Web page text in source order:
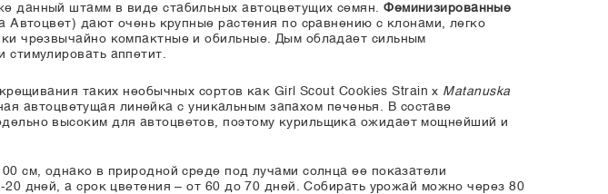
данный штамм в виде стабильных автоцветущих семян.Феминизированные
Автоцвет) дают очень крупные растения по сравнению с клонами, легко
чрезвычайно компактные и обильные. Дым обладает сильным
аппетит.
таких необычных сортов как Girl Scout Cookies Strain x Matanuska
автоцветущая линейка с уникальным запахом печенья. В составе
высоким для автоцветов, поэтому курильщика ожидает мощнейший и
см, однако в природной среде под лучами солнца ее показатели
дней, а срок цветения – от 60 до 70 дней. Собирать урожай можно через 80